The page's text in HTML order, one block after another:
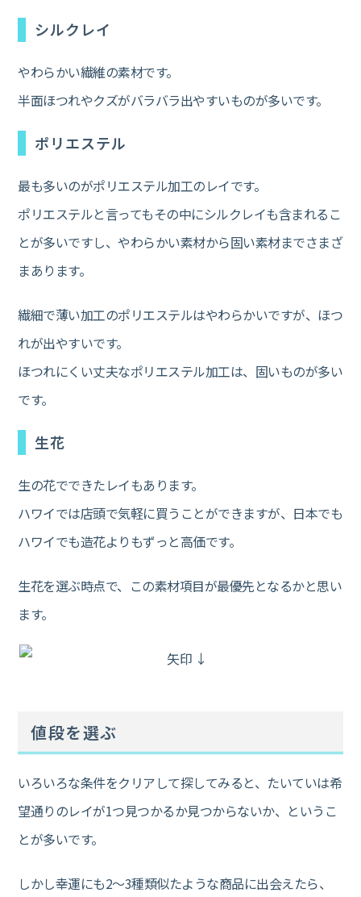
シルクレイ
やわらかい繊維の素材です。
半面ほつれやクズがバラバラ出やすいものが多いです。
ポリエステル
最も多いのがポリエステル加工のレイです。
ポリエステルと言ってもその中にシルクレイも含まれるこ
とが多いですし、やわらかい素材から固い素材までさまざ
まあります。
繊細で薄い加工のポリエステルはやわらかいですが、ほつ
れが出やすいです。
ほつれにくい丈夫なポリエステル加工は、固いものが多い
です。
生花
生の花でできたレイもあります。
ハワイでは店頭で気軽に買うことができますが、日本でも
ハワイでも造花よりもずっと高価です。
生花を選ぶ時点で、この素材項目が最優先となるかと思い
ます。
値段を選ぶ
いろいろな条件をクリアして探してみると、たいていは希
望通りのレイが1つ見つかるか見つからないか、というこ
とが多いです。
しかし幸運にも2～3種類似たような商品に出会えたら、